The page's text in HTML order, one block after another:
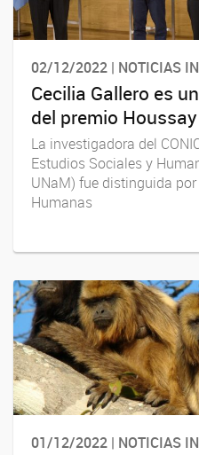
02/12/2022 | NOTICIAS
Cecilia Gallero es
del premio
La investigadora del
Estudios Sociales y
UNaM) fue distinguida
Humanas
01/12/2022 | NOTICIAS